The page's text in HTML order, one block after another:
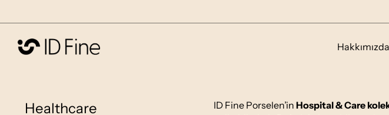
Hakkımızda
Healthcare ID Fine Porselen’in Hospital & Care